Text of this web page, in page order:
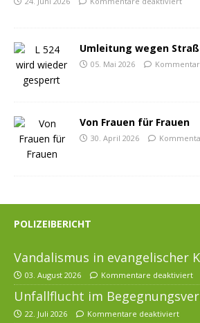
Umleitung wegen
05. Mai 2026
Von Frauen für Frauen
30. April 2026
POLIZEIBERICHT
Vandalismus in evangelischer
03. August 2026 Kommentare deaktiviert
Unfallflucht im
22. Juli 2026 Kommentare deaktiviert